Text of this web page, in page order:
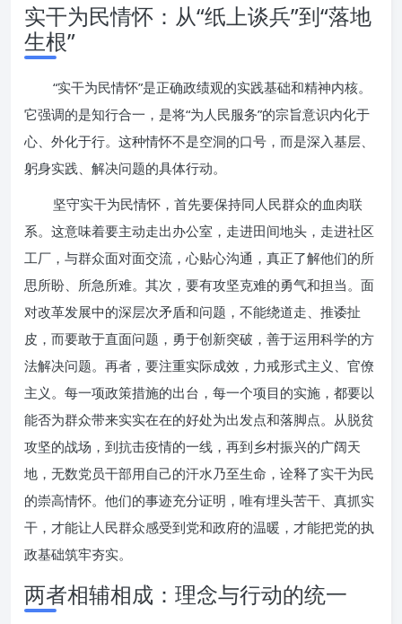
实干为民情怀：从“纸上谈兵”到“落地
生根”
“实干为民情怀”是正确政绩观的实践基础和精神内核。
它强调的是知行合一，是将“为人民服务”的宗旨意识内化于
心、外化于行。这种情怀不是空洞的口号，而是深入基层、
躬身实践、解决问题的具体行动。
坚守实干为民情怀，首先要保持同人民群众的血肉联
系。这意味着要主动走出办公室，走进田间地头，走进社区
工厂，与群众面对面交流，心贴心沟通，真正了解他们的所
思所盼、所急所难。其次，要有攻坚克难的勇气和担当。面
对改革发展中的深层次矛盾和问题，不能绕道走、推诿扯
皮，而要敢于直面问题，勇于创新突破，善于运用科学的方
法解决问题。再者，要注重实际成效，力戒形式主义、官僚
主义。每一项政策措施的出台，每一个项目的实施，都要以
能否为群众带来实实在在的好处为出发点和落脚点。从脱贫
攻坚的战场，到抗击疫情的一线，再到乡村振兴的广阔天
地，无数党员干部用自己的汗水乃至生命，诠释了实干为民
的崇高情怀。他们的事迹充分证明，唯有埋头苦干、真抓实
干，才能让人民群众感受到党和政府的温暖，才能把党的执
政基础筑牢夯实。
两者相辅相成：理念与行动的统一